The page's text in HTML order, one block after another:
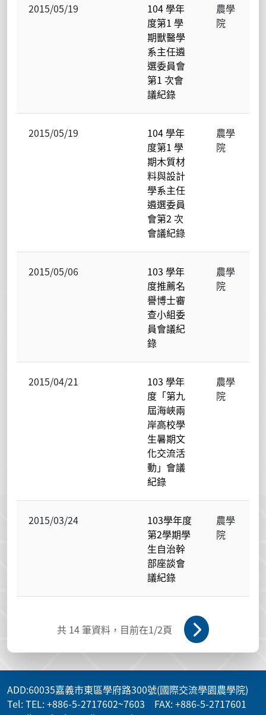
2015/05/19
104 學年
度第1 學
期獸醫學
系主任遴
選委員會
第1 次會
議紀錄
農學
院
2015/05/19
104 學年
度第1 學
期木質材
料與設計
學系主任
遴選委員
會第2 次
會議紀錄
農學
院
2015/05/06
103 學年
度推薦名
譽博士審
查小組委
員會議紀
錄
農學
院
2015/04/21
103 學年
度「第九
屆海峽兩
岸高校學
生暑期文
化交流活
動」會議
紀錄
農學
院
2015/03/24
103學年度
第2學期學
生自治幹
部座談會
議紀錄
農學
院
共 14 筆資料，目前在1/2頁
ADD:60035嘉義市東區學府路300號(國際交流學園農學院)
Tel: TEL: +886-5-2717602~7603 FAX: +886-5-2717601